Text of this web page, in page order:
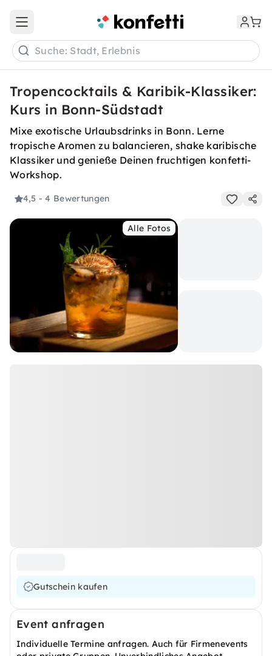
Open main menu
Suche: Stadt, Erlebnis
Tropencocktails & Karibik-Klassiker:
Kurs in Bonn-Südstadt
Mixe exotische Urlaubsdrinks in Bonn. Lerne
tropische Aromen zu balancieren, shake karibische
Klassiker und genieße Deinen fruchtigen konfetti-
Workshop.
4,5 - 4 Bewertungen
Alle Fotos
Gutschein kaufen
Event anfragen
Individuelle Termine anfragen. Auch für Firmenevents